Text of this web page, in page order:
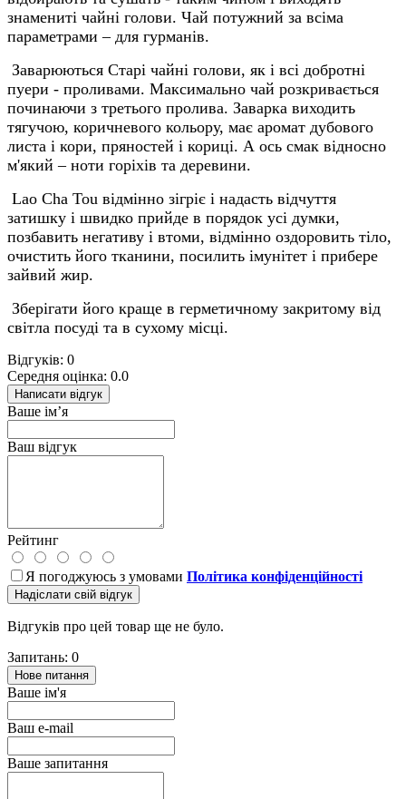
знамениті чайні голови. Чай потужний за всіма
параметрами – для гурманів.
Заварюються Старі чайні голови, як і всі добротні
пуери - проливами. Максимально чай розкривається
починаючи з третього пролива. Заварка виходить
тягучою, коричневого кольору, має аромат дубового
листа і кори, пряностей і кориці. А ось смак відносно
м'який – ноти горіхів та деревини.
Lao Cha Tou відмінно зігріє і надасть відчуття
затишку і швидко прийде в порядок усі думки,
позбавить негативу і втоми, відмінно оздоровить тіло,
очистить його тканини, посилить імунітет і прибере
зайвий жир.
Зберігати його краще в герметичному закритому від
світла посуді та в сухому місці.
Відгуків: 0
Середня оцінка: 0.0
Написати відгук
Ваше ім’я
Ваш відгук
Рейтинг
Я погоджуюсь з умовами Політика конфіденційності
Надіслати свій відгук
Відгуків про цей товар ще не було.
Запитань: 0
Нове питання
Ваше ім'я
Ваш e-mail
Ваше запитання